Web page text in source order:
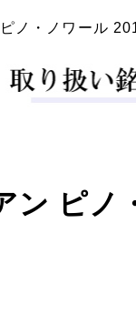
ノ・ノワール
ピノ